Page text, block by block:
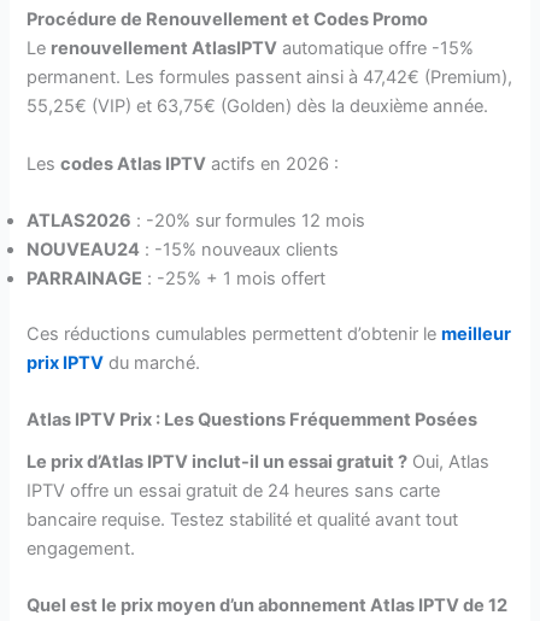
Procédure de Renouvellement et Codes Promo
Le renouvellement AtlasIPTV automatique offre -15%
permanent. Les formules passent ainsi à 47,42€ (Premium),
55,25€ (VIP) et 63,75€ (Golden) dès la deuxième année.
Lescodes Atlas IPTV actifs en 2026 :
ATLAS2026 : -20% sur formules 12 mois
NOUVEAU24 : -15% nouveaux clients
PARRAINAGE : -25% + 1 mois offert
Ces réductions cumulables permettent d’obtenir lemeilleur
prix IPTV du marché.
Atlas IPTV Prix : Les Questions Fréquemment Posées
Le prix d’Atlas IPTV inclut-il un essai gratuit ? Oui, Atlas
IPTV offre un essai gratuit de 24 heures sans carte
bancaire requise. Testez stabilité et qualité avant tout
engagement.
Quel est le prix moyen d’un abonnement Atlas IPTV de 12